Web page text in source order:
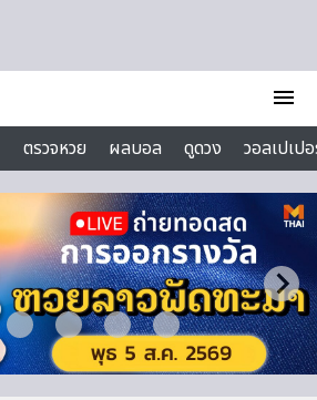
menu
ตรวจหวย ผลบอล ดูดวง
วอลเปเป